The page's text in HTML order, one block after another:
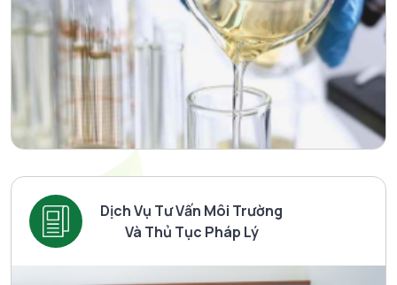
Dịch Vụ Tư Vấn Môi Trường
Và Thủ Tục Pháp Lý